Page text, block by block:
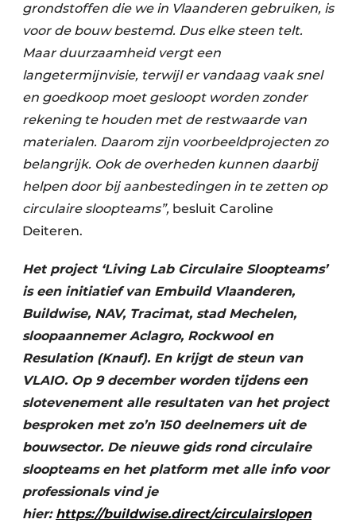
grondstoffen die we in Vlaanderen gebruiken, is
voor de bouw bestemd. Dus elke steen telt.
Maar duurzaamheid vergt een
langetermijnvisie, terwijl er vandaag vaak snel
en goedkoop moet gesloopt worden zonder
rekening te houden met de restwaarde van
materialen. Daarom zijn voorbeeldprojecten zo
belangrijk. Ook de overheden kunnen daarbij
helpen door bij aanbestedingen in te zetten op
circulaire sloopteams”, besluit Caroline
Deiteren.
Het project ‘Living Lab Circulaire Sloopteams’
is een initiatief van Embuild Vlaanderen,
Buildwise, NAV, Tracimat, stad Mechelen,
sloopaannemer Aclagro, Rockwool en
Resulation (Knauf). En krijgt de steun van
VLAIO. Op 9 december worden tijdens een
slotevenement alle resultaten van het project
besproken met zo’n 150 deelnemers uit de
bouwsector. De nieuwe gids rond circulaire
sloopteams en het platform met alle info voor
professionals vind je
hier: https://buildwise.direct/circulairslopen